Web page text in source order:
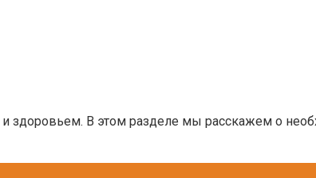
здоровьем. В этом разделе мы расскажем о